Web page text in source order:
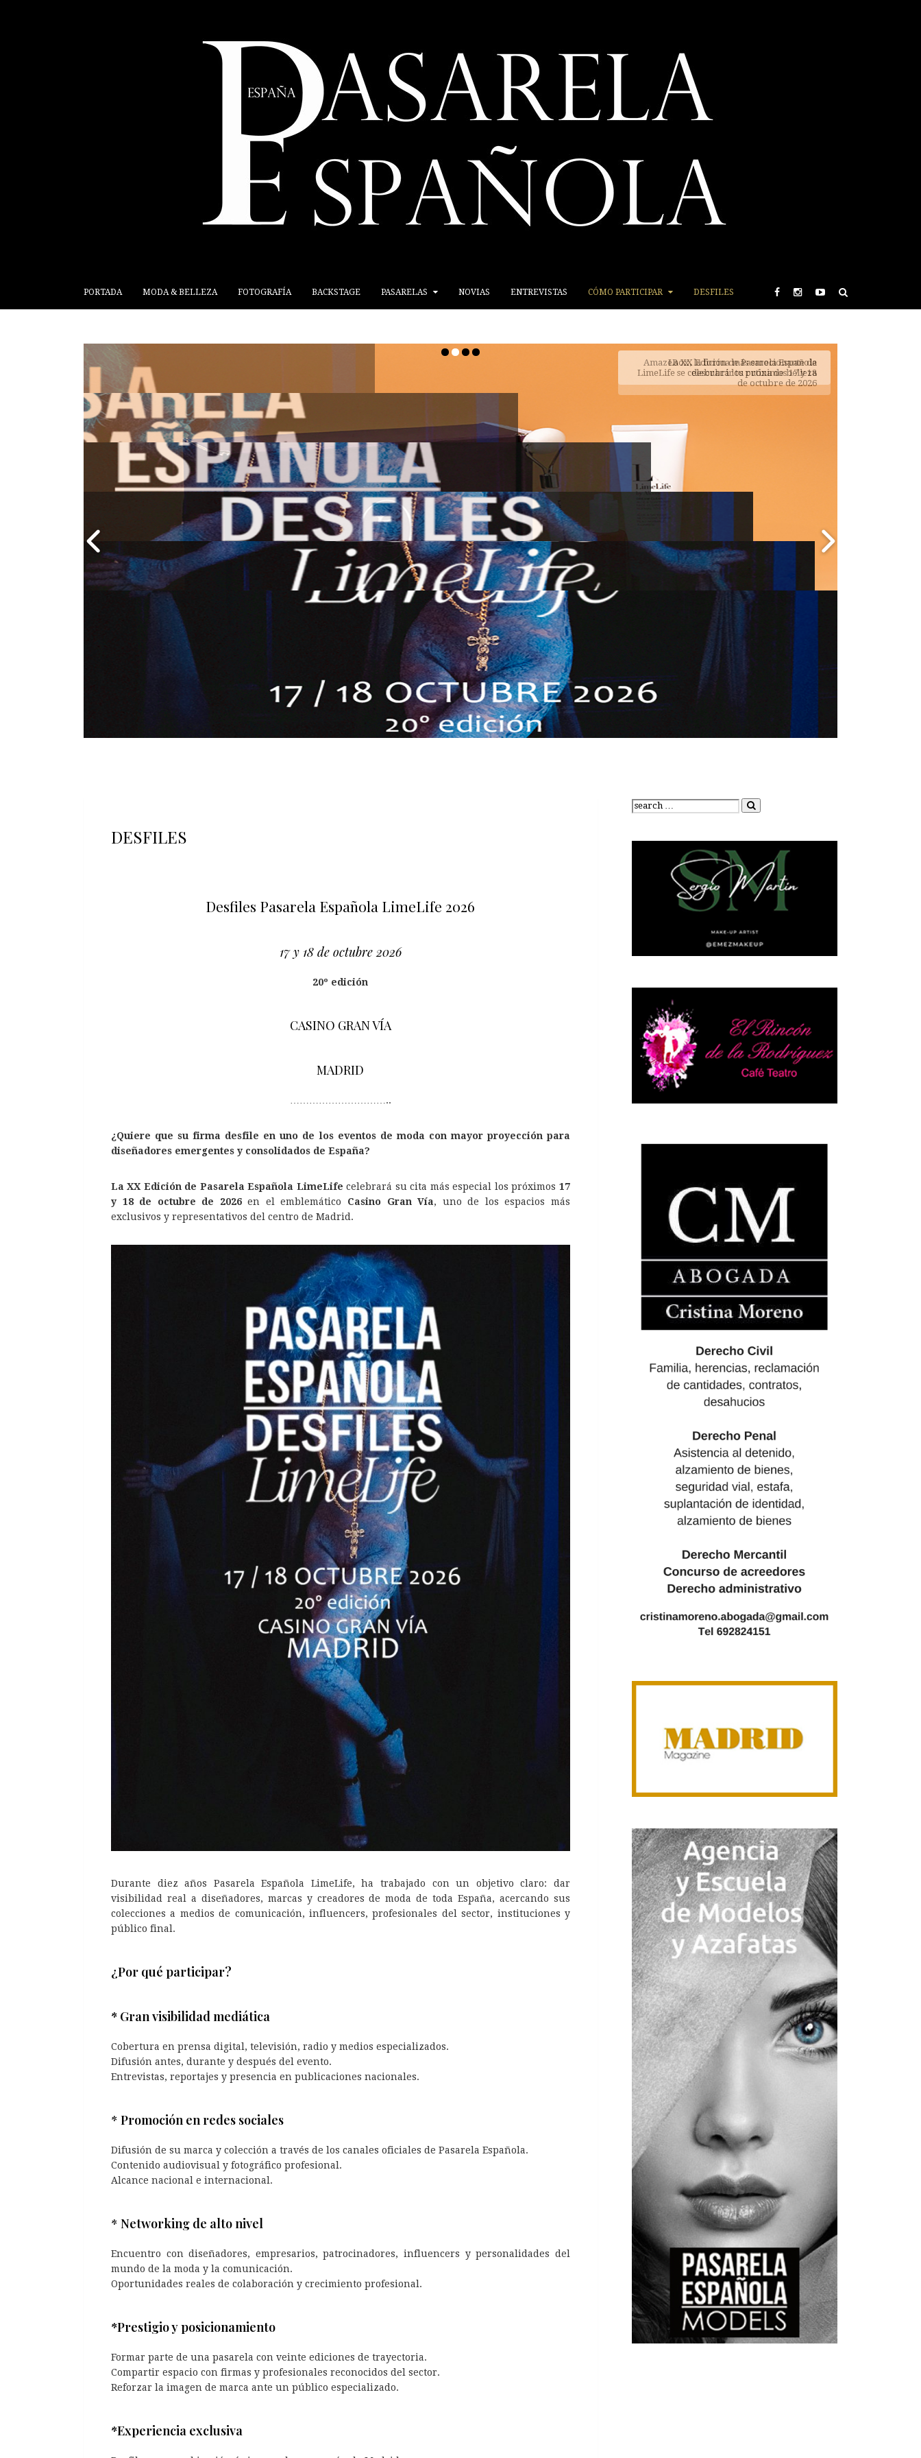
PORTADA MODA & BELLEZA FOTOGRAFÍA BACKSTAGE PASARELAS NOVIAS ENTREVISTAS CÓMO PARTICIPAR DESFILES
AmazeBox, la forma más emocionante de
descubrir tu rutina de belleza
DESFILES
Desfiles Pasarela Española LimeLife 2026
17 y 18 de octubre 2026
20º edición
CASINO GRAN VÍA
MADRID
…………………………..
¿Quiere que su firma desfile en uno de los eventos de moda con mayor proyección para
diseñadores emergentes y consolidados de España?
La XX Edición de Pasarela Española LimeLife celebrará su cita más especial los próximos 17
y 18 de octubre de 2026en el emblemático Casino Gran Vía, uno de los espacios más
exclusivos y representativos del centro de Madrid.
Durante diez años Pasarela Española LimeLife, ha trabajado con un objetivo claro: dar
visibilidad real a diseñadores, marcas y creadores de moda de toda España, acercando sus
colecciones a medios de comunicación, influencers, profesionales del sector, instituciones y
público final.
¿Por qué participar?
* Gran visibilidad mediática
Cobertura en prensa digital, televisión, radio y medios especializados.
Difusión antes, durante y después del evento.
Entrevistas, reportajes y presencia en publicaciones nacionales.
* Promoción en redes sociales
Difusión de su marca y colección a través de los canales oficiales de Pasarela Española.
Contenido audiovisual y fotográfico profesional.
Alcance nacional e internacional.
* Networking de alto nivel
Encuentro con diseñadores, empresarios, patrocinadores, influencers y personalidades del
mundo de la moda y la comunicación.
Oportunidades reales de colaboración y crecimiento profesional.
*Prestigio y posicionamiento
Formar parte de una pasarela con veinte ediciones de trayectoria.
Compartir espacio con firmas y profesionales reconocidos del sector.
Reforzar la imagen de marca ante un público especializado.
*Experiencia exclusiva